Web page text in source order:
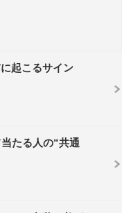
起こるサイン
たる人の“共通